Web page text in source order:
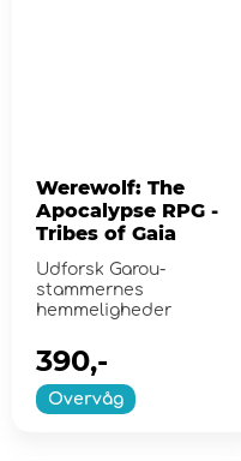
Werewolf: The
Apocalypse RPG -
Tribes of Gaia
Udforsk Garou-
stammernes
hemmeligheder
Overvåg
390,-